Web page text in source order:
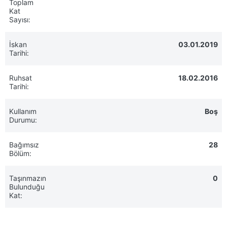
Toplam
Kat
Sayısı:
İskan
Tarihi:
03.01.2019
Ruhsat
Tarihi:
18.02.2016
Kullanım
Durumu:
Boş
Bağımsız
Bölüm:
28
Taşınmazın
Bulunduğu
Kat:
0